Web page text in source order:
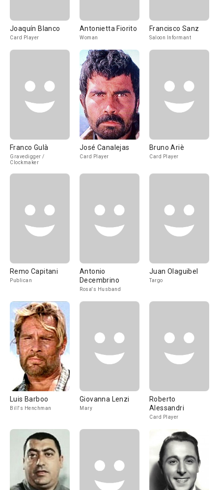
Joaquín Blanco
Card Player
Antonietta Fiorito
Woman
Francisco Sanz
Saloon Informant
Franco Gulà
Gravedigger /
Clockmaker
José Canalejas
Card Player
Bruno Ariè
Card Player
Remo Capitani
Publican
Antonio
Decembrino
Rosa's Husband
Juan Olaguibel
Targo
Luis Barboo
Bill's Henchman
Giovanna Lenzi
Mary
Roberto
Alessandri
Card Player